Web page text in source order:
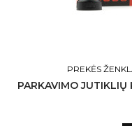
PREKĖS
PARKAVIMO